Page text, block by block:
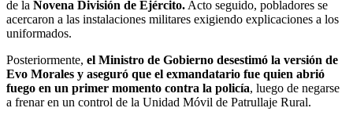
de la Novena División de Ejército. Acto seguido, pobladores se
acercaron a las instalaciones militares exigiendo explicaciones a los
uniformados.
Posteriormente, el Ministro de Gobierno desestimó la versión de
Evo Morales y aseguró que el exmandatario fue quien abrió
fuego en un primer momento contra la policía, luego de negarse
a frenar en un control de la Unidad Móvil de Patrullaje Rural.